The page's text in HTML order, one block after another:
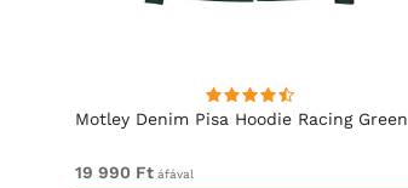
Motley Denim Pisa Hoodie Racing Green
19 990 Ft áfával